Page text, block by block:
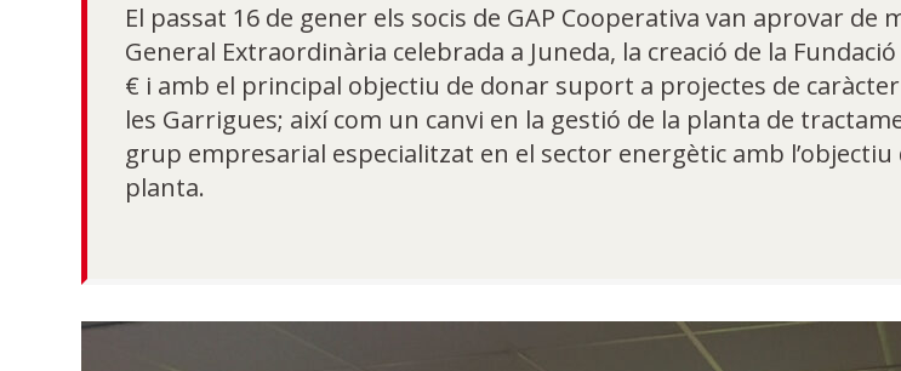
El passat 16 de gener els socis de GAP Cooperativa van aprovar de
General Extraordinària celebrada a Juneda, la creació de la
€ i amb el principal objectiu de donar suport a projectes de
les Garrigues; així com un canvi en la gestió de la planta de
grup empresarial especialitzat en el sector energètic amb
planta.